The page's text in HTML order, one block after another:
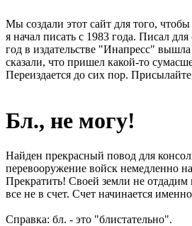
Мы создали этот сайт для того,
я начал писать с 1983 года. Писал
год в издательстве "Инапресс"
сказали, что пришел какой-то
Переиздается до сих пор.
Бл., не могу!
Найден прекрасный повод для
перевооружение войск немедленно
Прекратить! Своей земли не
все не в счет. Счет начинается
Справка: бл. - это "блистательно".